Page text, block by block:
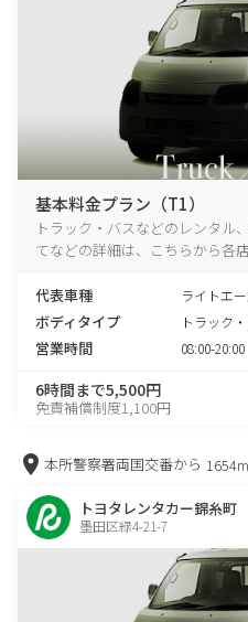
基本料金プラン（T1）
トラック・バスなどのレンタル
てなどの詳細は、こちらから各
代表車種 ライトエ
ボディタイプ トラック
営業時間 08:00-20:00
6時間まで5,500円
免責補償制度1,100円
本所警察署両国交番から 1654m
トヨタレンタカー錦糸町
墨田区緑4-21-7